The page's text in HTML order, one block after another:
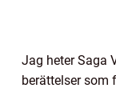
Jag heter Saga
berättelser som